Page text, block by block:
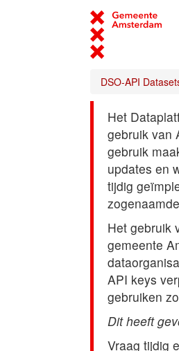
DSO-API
Het
gebruik van
gebruik
updates en
tijdig
Het gebruik
gemeente
API keys
gebruiken
Dit heeft
Vraag tijdig